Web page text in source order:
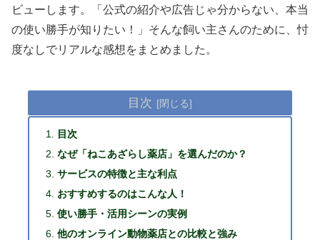
ビューします。「公式の紹介や広告じゃ分からない、本当
の使い勝手が知りたい！」そんな飼い主さんのために、忖
度なしでリアルな感想をまとめました。
目次
目次
なぜ「ねこあざらし薬店」を選んだのか？
サービスの特徴と主な利点
おすすめするのはこんな人！
使い勝手・活用シーンの実例
他のオンライン動物薬店との比較と強み